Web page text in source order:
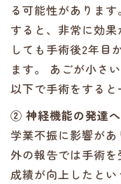
る可能性がありま
すると、非常に効
しても手術後2年目
ます。 あごが小さ
以下で手術をすると
② 神経機能の発達
学業不振に影響が
外の報告では手術
成績が向上したとい